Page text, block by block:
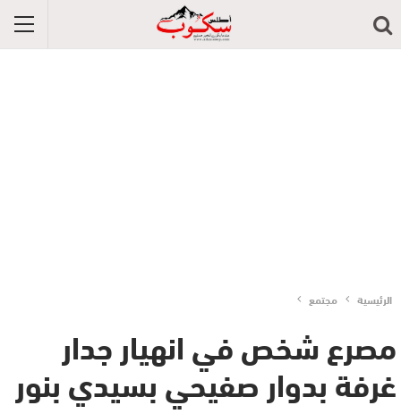
الرئيسية مجتمع
مصرع شخص في انهيار جدار
غرفة بدوار صفيحي بسيدي بنور